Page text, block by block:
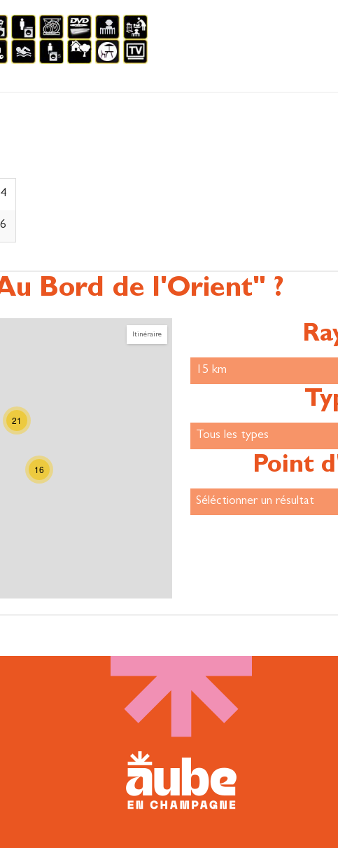
6
Bord de l'Orient" ?
Itinéraire
16
21
Point